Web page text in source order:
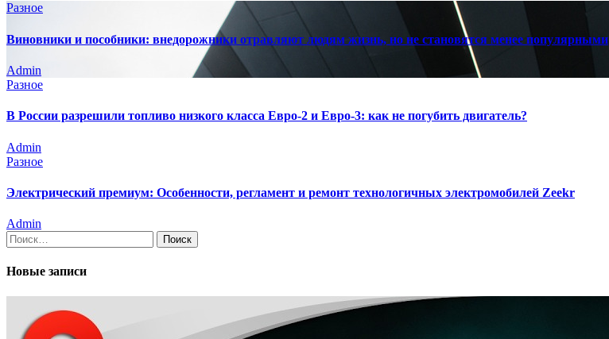
Разное
Виновники и пособники: внедорожники отравляют людям жизнь, но не становятся менее популярными
Admin
Разное
В России разрешили топливо низкого класса Евро-2 и Евро-3: как не погубить двигатель?
Admin
Разное
Электрический премиум: Особенности, регламент и ремонт технологичных электромобилей Zeekr
Admin
Найти:
Новые записи